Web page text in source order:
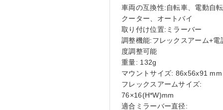
車両の互換性:自転車、電動自
クーター、オートバイ
取り付け位置:ミラーバー
調整機能:フレックスアーム+電
度調整可能
重量: 132g
マウントサイズ: 86x56x91 mm
フレックスアームサイズ:
76×16(H*W)mm
適合ミラーバー直径: